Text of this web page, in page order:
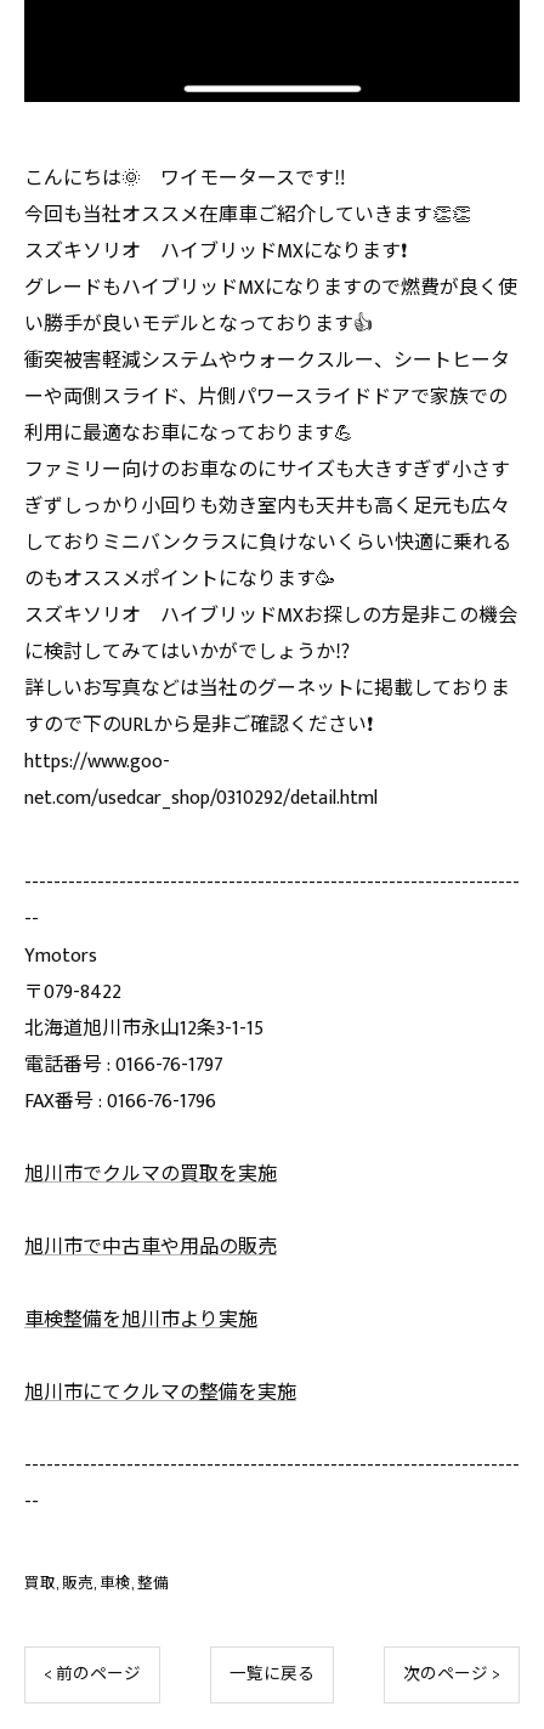
こんにちは🌞 ワイモータースです‼️
今回も当社オススメ在庫車ご紹介していきます👏👏
スズキソリオ ハイブリッドMXになります❗️
グレードもハイブリッドMXになりますので燃費が良く使
い勝手が良いモデルとなっております👍
衝突被害軽減システムやウォークスルー、シートヒータ
ーや両側スライド、片側パワースライドドアで家族での
利用に最適なお車になっております💪
ファミリー向けのお車なのにサイズも大きすぎず小さす
ぎずしっかり小回りも効き室内も天井も高く足元も広々
しておりミニバンクラスに負けないくらい快適に乗れる
のもオススメポイントになります🥳
スズキソリオ ハイブリッドMXお探しの方是非この機会
に検討してみてはいかがでしょうか⁉️
詳しいお写真などは当社のグーネットに掲載しておりま
すので下のURLから是非ご確認ください❗️
https://www.goo-
net.com/usedcar_shop/0310292/detail.html
--------------------------------------------------------------------
--
Ymotors
〒079-8422
北海道旭川市永山12条3-1-15
電話番号 : 0166-76-1797
FAX番号 : 0166-76-1796
旭川市でクルマの買取を実施
旭川市で中古車や用品の販売
車検整備を旭川市より実施
旭川市にてクルマの整備を実施
--------------------------------------------------------------------
--
買取 販売 車検 整備
< 前のページ 一覧に戻る 次のページ >